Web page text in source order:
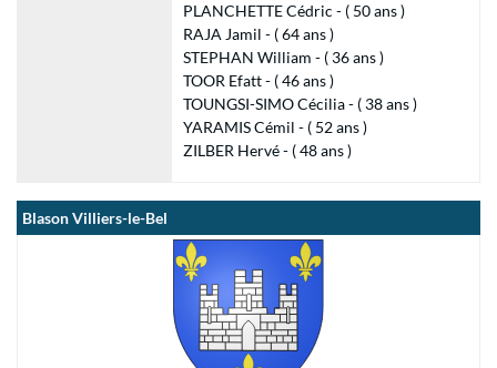
PLANCHETTE Cédric - ( 50 ans )
RAJA Jamil - ( 64 ans )
STEPHAN William - ( 36 ans )
TOOR Efatt - ( 46 ans )
TOUNGSI-SIMO Cécilia - ( 38 ans )
YARAMIS Cémil - ( 52 ans )
ZILBER Hervé - ( 48 ans )
Blason Villiers-le-Bel